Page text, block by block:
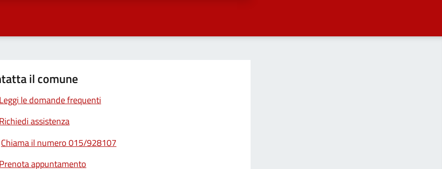
il comune
Leggi le domande frequenti
Richiedi assistenza
Chiama il numero 015/928107
Prenota appuntamento